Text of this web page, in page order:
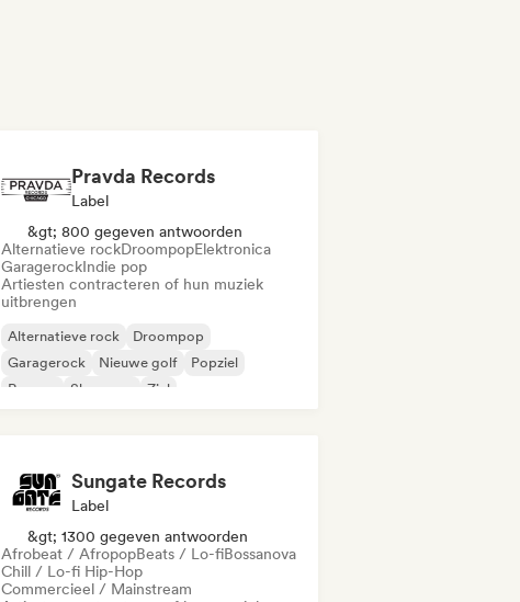
Pravda Records
Label
&gt; 800 gegeven antwoorden
Alternatieve rockDroompopElektronica
GaragerockIndie pop
Artiesten contracteren of hun muziek
uitbrengen
Alternatieve rock
Droompop
Garagerock
Nieuwe golf
Popziel
Reggae
Shoegaze Ziel
Sungate Records
Label
&gt; 1300 gegeven antwoorden
Afrobeat / AfropopBeats / Lo-fiBossanova
Chill / Lo-fi Hip-Hop
Commercieel / Mainstream